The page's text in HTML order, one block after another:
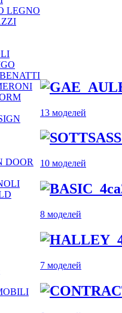
LEGNO
DOOR
13 моделей
10 моделей
8 моделей
7 моделей